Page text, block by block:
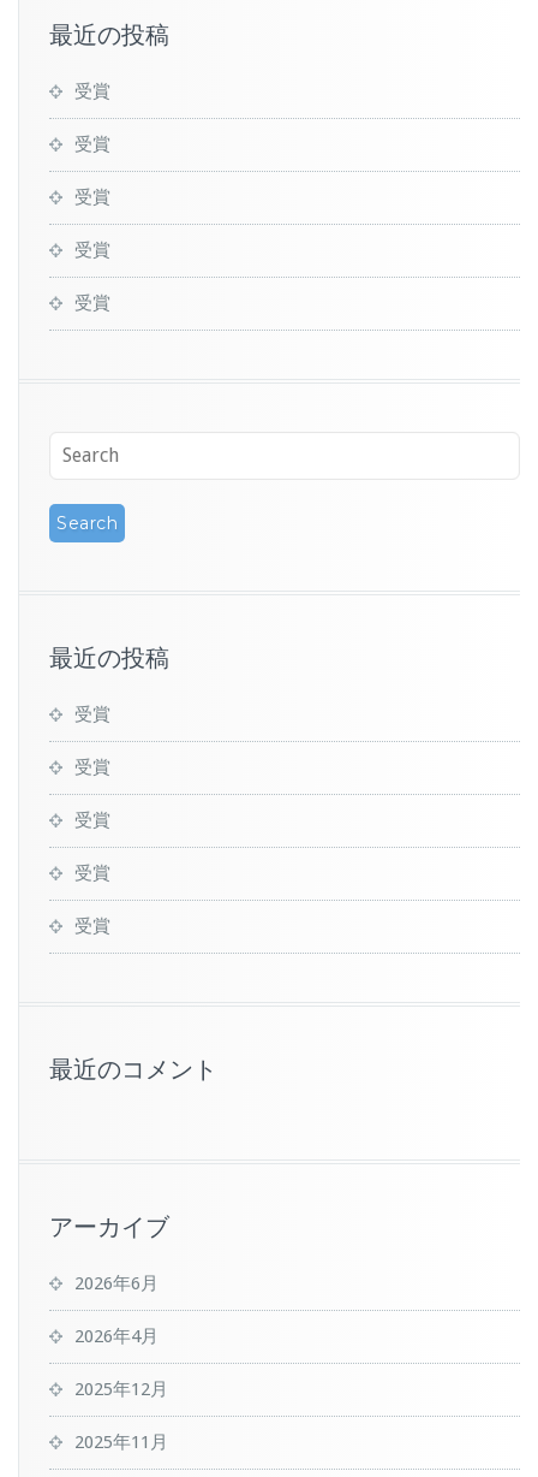
最近の投稿
受賞
受賞
受賞
受賞
受賞
最近の投稿
受賞
受賞
受賞
受賞
受賞
最近のコメント
アーカイブ
2026年6月
2026年4月
2025年12月
2025年11月